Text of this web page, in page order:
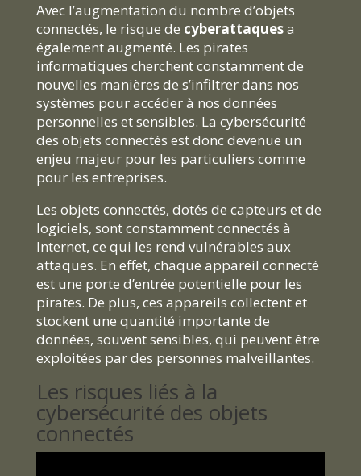
Avec l’augmentation du nombre d’objets
connectés, le risque de cyberattaquesa
également augmenté. Les pirates
informatiques cherchent constamment de
nouvelles manières de s’infiltrer dans nos
systèmes pour accéder à nos données
personnelles et sensibles. La cybersécurité
des objets connectés est donc devenue un
enjeu majeur pour les particuliers comme
pour les entreprises.
Les objets connectés, dotés de capteurs et de
logiciels, sont constamment connectés à
Internet, ce qui les rend vulnérables aux
attaques. En effet, chaque appareil connecté
est une porte d’entrée potentielle pour les
pirates. De plus, ces appareils collectent et
stockent une quantité importante de
données, souvent sensibles, qui peuvent être
exploitées par des personnes malveillantes.
Les risques liés à la
cybersécurité des objets
connectés